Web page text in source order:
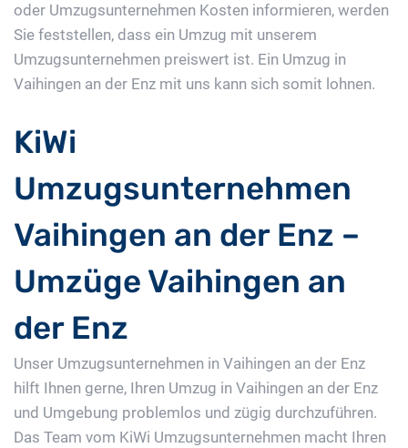
oder Umzugsunternehmen Kosten informieren, werden
Sie feststellen, dass ein Umzug mit unserem
Umzugsunternehmen preiswert ist. Ein Umzug in
Vaihingen an der Enz mit uns kann sich somit lohnen.
KiWi
Umzugsunternehmen
Vaihingen an der Enz –
Umzüge Vaihingen an
der Enz
Unser Umzugsunternehmen in Vaihingen an der Enz
hilft Ihnen gerne, Ihren Umzug in Vaihingen an der Enz
und Umgebung problemlos und zügig durchzuführen.
Das Team vom KiWi Umzugsunternehmen macht Ihren